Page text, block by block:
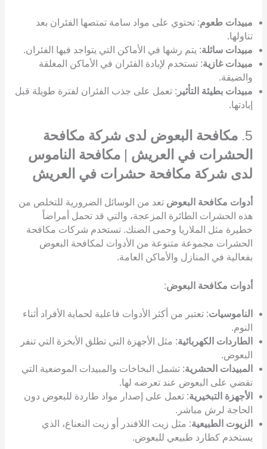
مبيدات طعوم: تحتوي على مواد سامة تمتصها الفئران بعد
تناولها.
مبيدات سائلة: يتم رشها في الأماكن التي يتواجد فيها الفئران.
مبيدات غازية: تستخدم لإبادة الفئران في الأماكن المغلقة
والضيقة.
مبيدات بطيئة التأثير : تعمل على جذب الفئران لفترة طويلة قبل
إبادتها.
5. مكافحة البعوض لدى شركة مكافحة
الحشرات في العريش | مكافحة الناموس
لدى شركة مكافحة حشرات في العريش
أدوات مكافحة البعوض تعد من الوسائل الضرورية للتخلص من
هذه الحشرات الطائرة المزعجة، والتي قد تحمل أمراضاً
خطيرة مثل الملاريا وحمى الضنك. تستخدم شركات مكافحة
الحشرات مجموعة متنوعة من الأدوات لمكافحة البعوض
بفعالية في المنازل والأماكن العامة.
أدوات مكافحة البعوض:
الناموسيات: تعتبر من أكثر الأدوات فاعلية لحماية الأفراد أثناء
النوم.
الطاردات الكهربائية: مثل الأجهزة التي تطلق الأبخرة التي تنفر
البعوض.
المبيدات الحشرية: تشمل البخاخات والمبيدات الموضعية التي
تقضي على البعوض عند تعرضه لها.
الأجهزة التبخيرية: تعمل على إصدار مواد طاردة للبعوض دون
الحاجة لرش مباشر.
الزيوت الطبيعية: مثل زيت اللافندر أو زيت النعناع، الذي
يستخدم كطارد طبيعي للبعوض.